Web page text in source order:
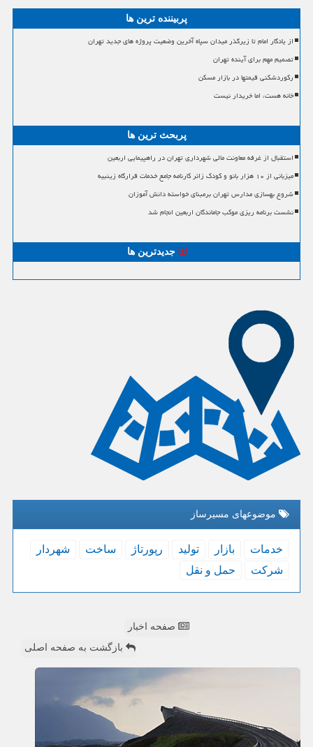
پربیننده ترین ها
از یادگار امام تا زیرگذر میدان سپاه آخرین وضعیت پروژه های جدید تهران
تصمیم مهم برای آینده تهران
رکوردشکنی قیمتها در بازار مسکن
خانه هست، اما خریدار نیست
پربحث ترین ها
استقبال از غرفه معاونت مالی شهرداری تهران در راهپیمایی اربعین
میزبانی از ۱۰ هزار بانو و کودک زائر کارنامه جامع خدمات قرارگاه زینبیه
شروع بهسازی مدارس تهران برمبنای خواسته دانش آموزان
نشست برنامه ریزی موکب جاماندگان اربعین انجام شد
جدیدترین ها
موضوعهای مسیرساز
خدمات بازار تولید رپورتاژ ساخت
شهردار
شركت
حمل و نقل
صفحه اخبار
بازگشت به صفحه اصلی